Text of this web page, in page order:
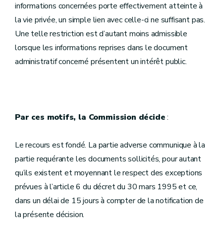
informations concernées porte effectivement atteinte à
la vie privée, un simple lien avec celle-ci ne suffisant pas.
Une telle restriction est d’autant moins admissible
lorsque les informations reprises dans le document
administratif concerné présentent un intérêt public.
Par ces motifs, la Commission décide:
Le recours est fondé. La partie adverse communique à la
partie requérante les documents sollicités, pour autant
qu’ils existent et moyennant le respect des exceptions
prévues à l’article 6 du décret du 30 mars 1995 et ce,
dans un délai de 15 jours à compter de la notification de
la présente décision.